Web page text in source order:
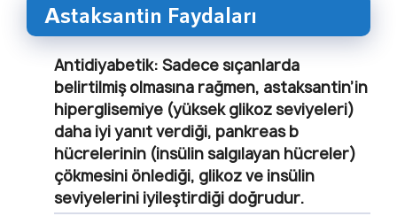
Astaksantin Faydaları
Antidiyabetik: Sadece sıçanlarda
belirtilmiş olmasına rağmen, astaksantin’in
hiperglisemiye (yüksek glikoz seviyeleri)
daha iyi yanıt verdiği, pankreas b
hücrelerinin (insülin salgılayan hücreler)
çökmesini önlediği, glikoz ve insülin
seviyelerini iyileştirdiği doğrudur.